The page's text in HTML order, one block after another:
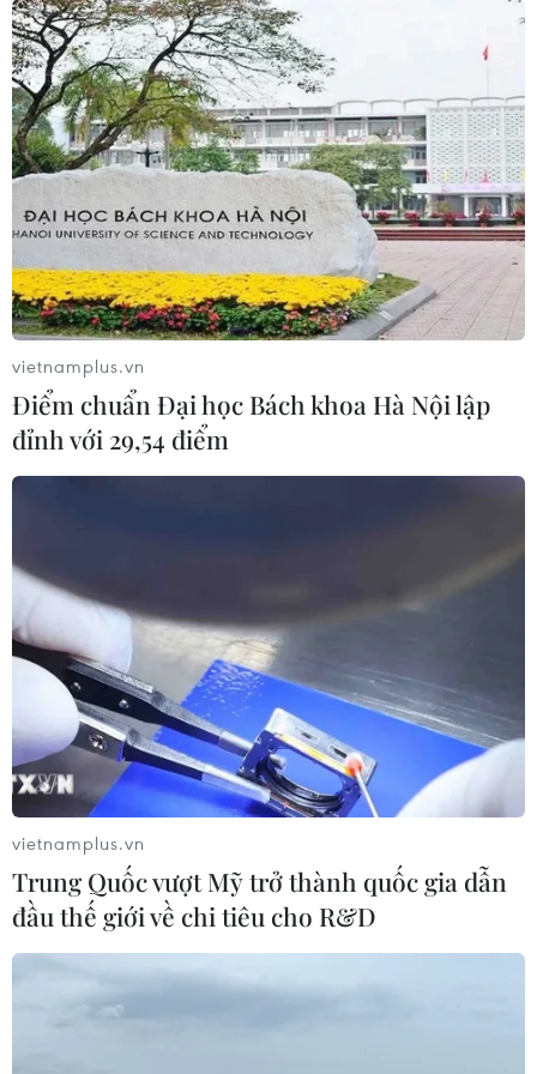
Thể thao Việt Nam sẵn sàng hướng tới
ASIAD 19 với quyết tâm cao nhất
18/09/2023 09:46
Chỉ tiêu đặt ra của Đoàn Thể thao Việt Nam là giành
được từ 2-5 huy chương Vàng bởi ở đấu trường ASIAD
19, thể thao Việt Nam phải thi đấu với những đối thủ ở
trình độ rất cao.
vietnamplus.vn
Điểm chuẩn Đại học Bách khoa Hà Nội lập
đỉnh với 29,54 điểm
vietnamplus.vn
Trung Quốc vượt Mỹ trở thành quốc gia dẫn
đầu thế giới về chi tiêu cho R&D